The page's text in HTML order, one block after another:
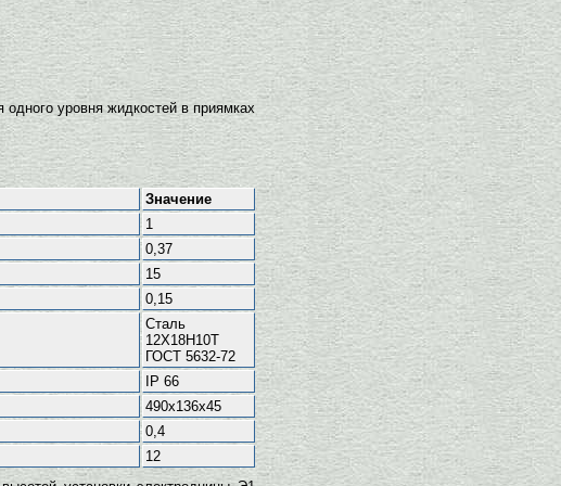
уровня жидкостей в приямках
Значение
1
0,37
15
0,15
Сталь
12Х18Н10Т
ГОСТ 5632-72
IP 66
490х136х45
0,4
12